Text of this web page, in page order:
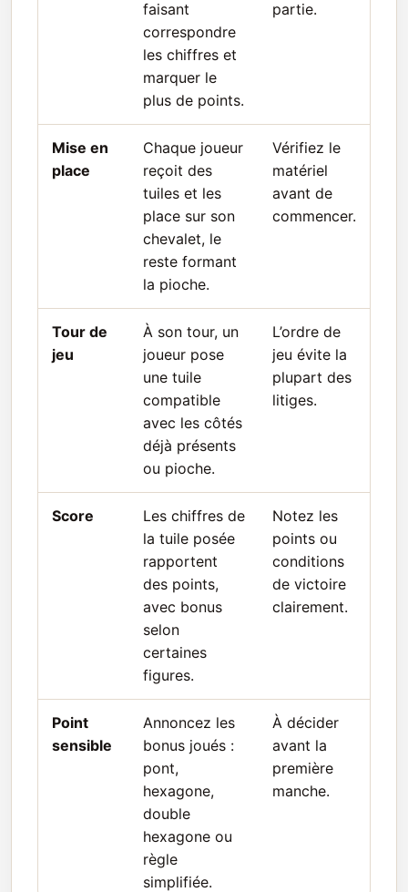
faisant
correspondre
les chiffres et
marquer le
plus de points.
partie.
Mise en
place
Chaque joueur
reçoit des
tuiles et les
place sur son
chevalet, le
reste formant
la pioche.
Vérifiez le
matériel
avant de
commencer.
Tour de
jeu
À son tour, un
joueur pose
une tuile
compatible
avec les côtés
déjà présents
ou pioche.
L’ordre de
jeu évite la
plupart des
litiges.
Score
Les chiffres de
la tuile posée
rapportent
des points,
avec bonus
selon
certaines
figures.
Notez les
points ou
conditions
de victoire
clairement.
Point
sensible
Annoncez les
bonus joués :
pont,
hexagone,
double
hexagone ou
règle
simplifiée.
À décider
avant la
première
manche.